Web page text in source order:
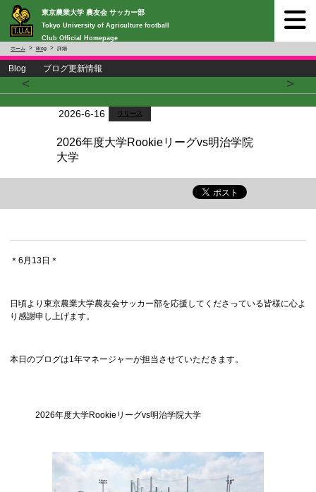
東京農業大学 農友会 サッカー部
Tokyo University of Agriculture football
Club Official Homepage
ホーム Blog 詳細
Blog ブログ更新情報
< >
2026-6-16 リリース
2026年度大学Rookieリーグvs明治学院
大学
＊6月13日＊
日頃より東京農業大学農友会サッカー部を応援してくださっている皆様に心よ
り感謝申し上げます。
本日のブログは1年マネージャーが担当させていただきます。
2026年度大学Rookieリーグvs明治学院大学